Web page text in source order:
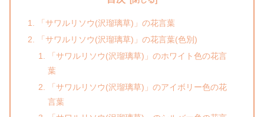
「サワルリソウ(沢瑠璃草)」の花言葉
「サワルリソウ(沢瑠璃草)」の花言葉(色別)
「サワルリソウ(沢瑠璃草)」のホワイト色の花言
葉
「サワルリソウ(沢瑠璃草)」のアイボリー色の花
言葉